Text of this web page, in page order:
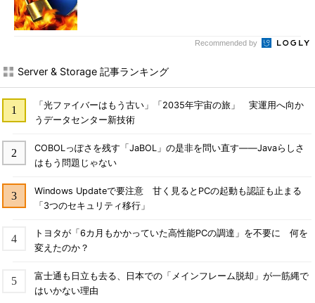
Recommended by
Server & Storage 記事ランキング
「光ファイバーはもう古い」「2035年宇宙の旅」 実運用へ向か
うデータセンター新技術
COBOLっぽさを残す「JaBOL」の是非を問い直す――Javaらしさ
はもう問題じゃない
Windows Updateで要注意 甘く見るとPCの起動も認証も止まる
「3つのセキュリティ移行」
トヨタが「6カ月もかかっていた高性能PCの調達」を不要に 何を
変えたのか？
富士通も日立も去る、日本での「メインフレーム脱却」が一筋縄で
はいかない理由